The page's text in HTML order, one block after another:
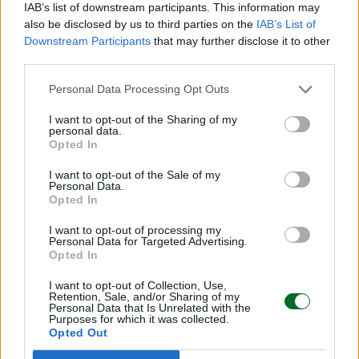
IAB’s list of downstream participants. This information may
also be disclosed by us to third parties on the IAB’s List of
Downstream Participants that may further disclose it to other
Personal Data Processing Opt Outs
I want to opt-out of the Sharing of my
personal data.
Opted In
I want to opt-out of the Sale of my
Personal Data.
Opted In
I want to opt-out of processing my
Personal Data for Targeted Advertising.
Opted In
I want to opt-out of Collection, Use,
Retention, Sale, and/or Sharing of my
Personal Data that Is Unrelated with the
Purposes for which it was collected.
Opted Out
Redazione
Sfoglia Moneta
MULTIMEDIA